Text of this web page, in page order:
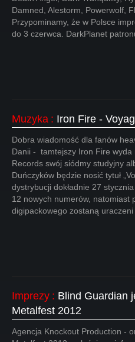
Damned, Alestorm, Powerwolf,
Przypominamy, że w Polsce
do 3 czerwca. DarkPlanet
Muzyka : Iron Fire -
Dobra wiadomość dla fanów
Danii - tamtejszy Iron Fire wyda
Records swój siódmy studyjny
Duńczyków będzie nosić tytuł
dystrybucji dokładnie 27
12 nowych numerów, natomiast
digipackowego zostaną
Imprezy : Blind Guardian
Metalfest 2012
Agencja Knockout Production -